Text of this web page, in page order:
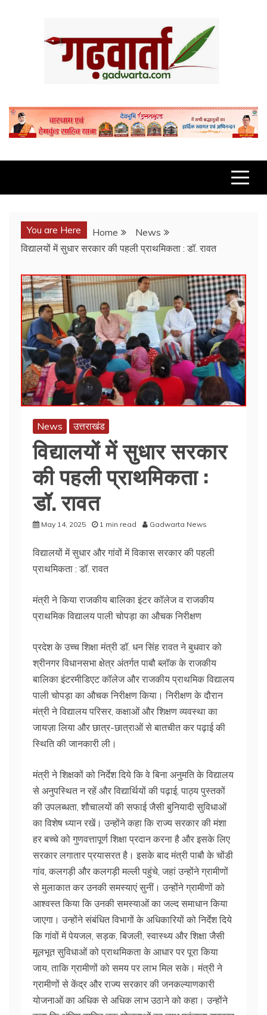
You are Here Home
News
विद्यालयों में सुधार सरकार की पहली प्राथमिकता : डॉ. रावत
News उत्तराखंड
विद्यालयों में सुधार सरकार
की पहली प्राथमिकता :
डॉ. रावत
May 14, 2025 1 min read Gadwarta News
विद्यालयों में सुधार और गांवों में विकास सरकार की पहली
प्राथमिकता : डॉ. रावत
मंत्री ने किया राजकीय बालिका इंटर कॉलेज व राजकीय
प्राथमिक विद्यालय पाली चोपड़ा का औचक निरीक्षण
प्रदेश के उच्च शिक्षा मंत्री डॉ. धन सिंह रावत ने बुधवार को
श्रीनगर विधानसभा क्षेत्र अंतर्गत पाबौ ब्लॉक के राजकीय
बालिका इंटरमीडिएट कॉलेज और राजकीय प्राथमिक विद्यालय
पाली चोपड़ा का औचक निरीक्षण किया। निरीक्षण के दौरान
मंत्री ने विद्यालय परिसर, कक्षाओं और शिक्षण व्यवस्था का
जायज़ा लिया और छात्र-छात्राओं से बातचीत कर पढ़ाई की
स्थिति की जानकारी ली।
मंत्री ने शिक्षकों को निर्देश दिये कि वे बिना अनुमति के विद्यालय
से अनुपस्थित न रहें और विद्यार्थियों की पढ़ाई, पाठ्य पुस्तकों
की उपलब्धता, शौचालयों की सफाई जैसी बुनियादी सुविधाओं
का विशेष ध्यान रखें। उन्होंने कहा कि राज्य सरकार की मंशा
हर बच्चे को गुणवत्तापूर्ण शिक्षा प्रदान करना है और इसके लिए
सरकार लगातार प्रयासरत है। इसके बाद मंत्री पाबौ के चोंडी
गांव, कलगड़ी और कलगड़ी मल्ली पहुंचे, जहां उन्होंने ग्रामीणों
से मुलाकात कर उनकी समस्याएं सुनीं। उन्होंने ग्रामीणों को
आश्वस्त किया कि उनकी समस्याओं का जल्द समाधान किया
जाएगा। उन्होंने संबंधित विभागों के अधिकारियों को निर्देश दिये
कि गांवों में पेयजल, सड़क, बिजली, स्वास्थ्य और शिक्षा जैसी
मूलभूत सुविधाओं को प्राथमिकता के आधार पर पूरा किया
जाय, ताकि ग्रामीणों को समय पर लाभ मिल सके। मंत्री ने
ग्रामीणों से केंद्र और राज्य सरकार की जनकल्याणकारी
योजनाओं का अधिक से अधिक लाभ उठाने को कहा। उन्होंने